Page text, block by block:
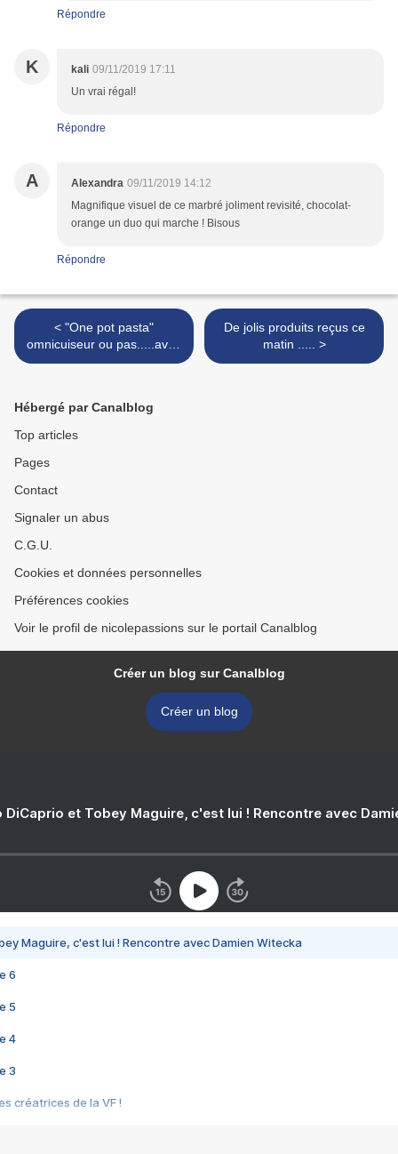
Répondre
K kali 09/11/2019 17:11
Un vrai régal!
Répondre
A Alexandra 09/11/2019 14:12
Magnifique visuel de ce marbré joliment revisité, chocolat-
orange un duo qui marche ! Bisous
Répondre
< "One pot pasta"
omnicuiseur ou pas.....avec
plein de bons légumes et
De jolis produits reçus ce
matin ..... >
Hébergé par Canalblog
Top articles
Pages
Contact
Signaler un abus
C.G.U.
Cookies et données personnelles
Préférences cookies
Voir le profil de nicolepassions sur le portail Canalblog
Créer un blog sur Canalblog
Créer un blog
DiCaprio et Tobey Maguire, c'est lui ! Rencontre avec
Maguire, c'est lui ! Rencontre avec Damien Witecka
6
5
4
3
créatrices de la VF !